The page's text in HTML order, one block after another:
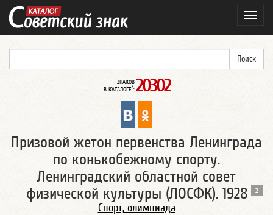
ЗНАКОВ
В КАТАЛОГЕ*: 20302
Призовой жетон первенства Ленинграда
по конькобежному спорту.
Ленинградский областной совет
физической культуры (ЛОСФК). 1928
2
Спорт, олимпиада